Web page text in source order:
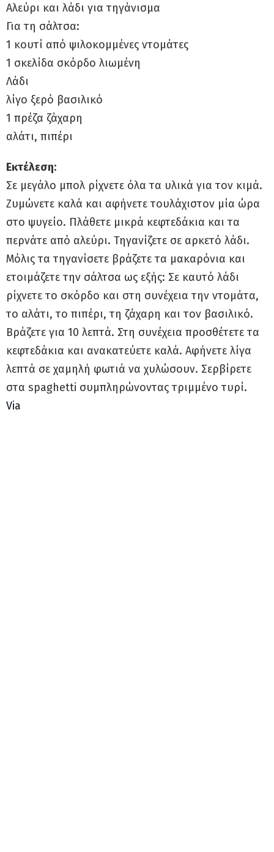
Αλεύρι και λάδι για τηγάνισμα
Για τη σάλτσα:
1 κουτί από ψιλοκομμένες ντομάτες
1 σκελίδα σκόρδο λιωμένη
Λάδι
λίγο ξερό βασιλικό
1 πρέζα ζάχαρη
αλάτι, πιπέρι
Εκτέλεση:
Σε μεγάλο μπολ ρίχνετε όλα τα υλικά για τον κιμά.
Ζυμώνετε καλά και αφήνετε τουλάχιστον μία ώρα
στο ψυγείο. Πλάθετε μικρά κεφτεδάκια και τα
περνάτε από αλεύρι. Τηγανίζετε σε αρκετό λάδι.
Μόλις τα τηγανίσετε βράζετε τα μακαρόνια και
ετοιμάζετε την σάλτσα ως εξής: Σε καυτό λάδι
ρίχνετε το σκόρδο και στη συνέχεια την ντομάτα,
το αλάτι, το πιπέρι, τη ζάχαρη και τον βασιλικό.
Βράζετε για 10 λεπτά. Στη συνέχεια προσθέτετε τα
κεφτεδάκια και ανακατεύετε καλά. Αφήνετε λίγα
λεπτά σε χαμηλή φωτιά να χυλώσουν. Σερβίρετε
στα spaghetti συμπληρώνοντας τριμμένο τυρί.
Via